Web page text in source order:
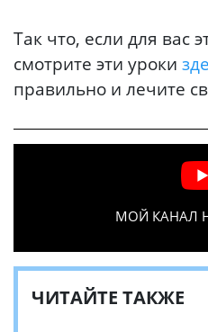
Так что, если для вас
смотрите эти уроки
правильно и лечите
МОЙ КАНАЛ
ЧИТАЙТЕ ТАКЖЕ